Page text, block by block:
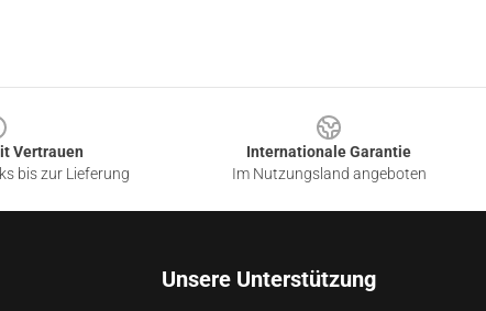
Vertrauen
bis zur Lieferung
Internationale Garantie
Im Nutzungsland angeboten
Unsere Unterstützung